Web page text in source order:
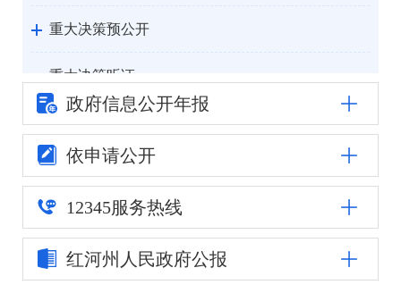
重大决策预公开
重大决策听证
统计信息
自然资源
公安司法
重点领域信息公开
政府信息公开年报
依申请公开
12345服务热线
红河州人民政府公报